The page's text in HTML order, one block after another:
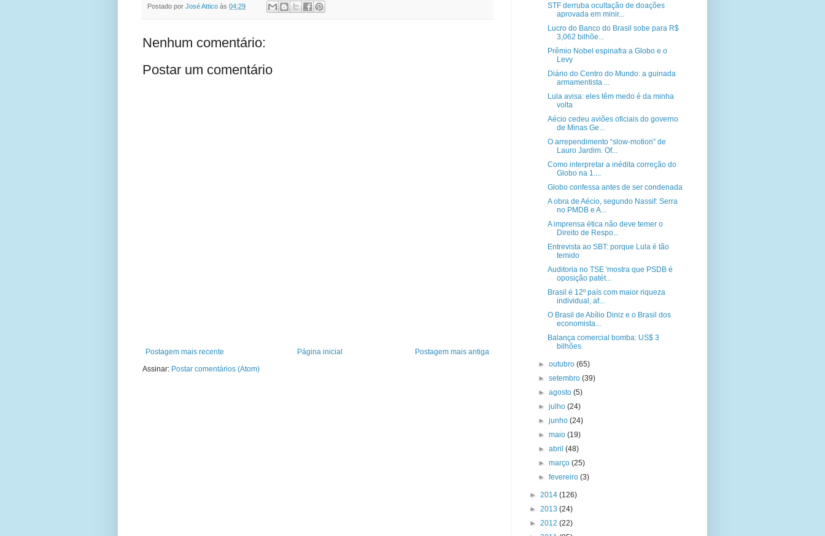
Postado por José Attico às 04:29
Nenhum comentário:
Postar um comentário
Postagem mais recente Postagem mais antiga
Página inicial
Assinar: Postar comentários (Atom)
STF derruba ocultação de doações
aprovada em minir...
Lucro do Banco do Brasil sobe para R$
3,062 bilhõe...
Prêmio Nobel espinafra a Globo e o
Levy
Diário do Centro do Mundo: a guinada
armamentista ...
Lula avisa: eles têm medo é da minha
volta
Aécio cedeu aviões oficiais do governo
de Minas Ge...
O arrependimento “slow-motion” de
Lauro Jardim. Of...
Como interpretar a inédita correção do
Globo na 1....
Globo confessa antes de ser condenada
A obra de Aécio, segundo Nassif: Serra
no PMDB e A...
A imprensa ética não deve temer o
Direito de Respo...
Entrevista ao SBT: porque Lula é tão
temido
Auditoria no TSE 'mostra que PSDB é
oposição patét...
Brasil é 12º país com maior riqueza
individual, af...
O Brasil de Abílio Diniz e o Brasil dos
economista...
Balança comercial bomba: US$ 3
bilhões
►outubro(65)
►setembro(39)
►agosto(5)
►julho(24)
►junho(24)
►maio(19)
►abril(48)
►março(25)
►fevereiro(3)
► 2014 (126)
► 2013 (24)
► 2012 (22)